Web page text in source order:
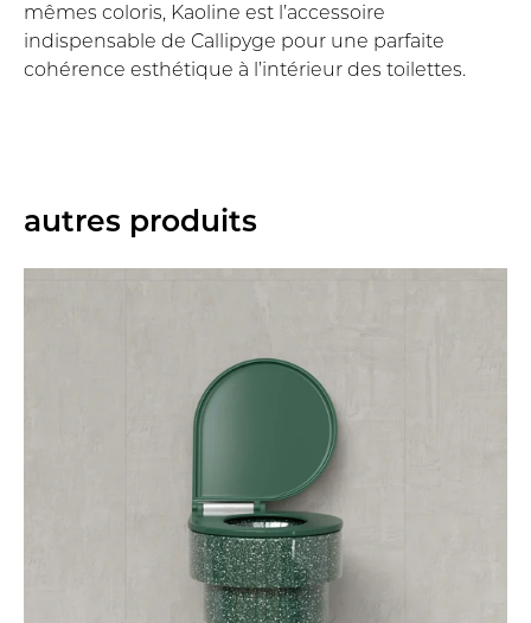
mêmes coloris, Kaoline est l’accessoire
indispensable de Callipyge pour une parfaite
cohérence esthétique à l’intérieur des toilettes.
autres produits